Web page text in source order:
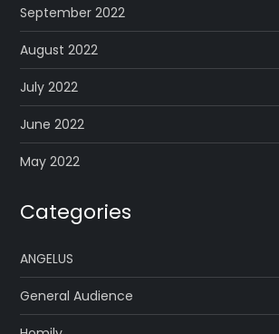
September 2022
August 2022
July 2022
June 2022
May 2022
Categories
ANGELUS
General Audience